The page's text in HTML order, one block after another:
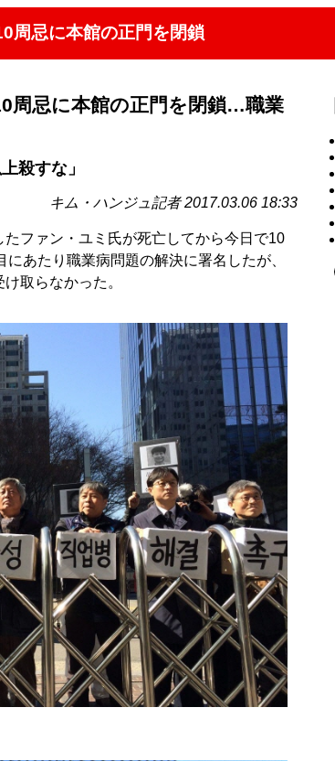
周忌に本館の正門を閉鎖
周忌に本館の正門を閉鎖…職業
殺すな」
キム・ハンジュ記者 2017.03.06 18:33
ファン・ユミ氏が死亡してから今日で10
あたり職業病問題の解決に署名したが、
取らなかった。